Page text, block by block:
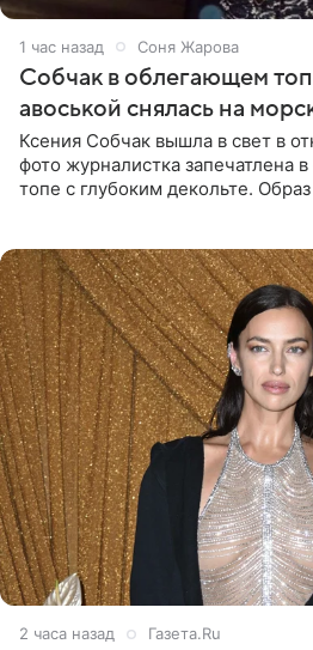
1 час назад Соня Жарова
Собчак в облегающем
авоськой снялась на
Ксения Собчак вышла в свет в
фото журналистка запечатлена
топе с глубоким декольте.
2 часа назад Газета.Ru